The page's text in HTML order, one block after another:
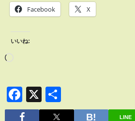
Facebook X
いいね:
Facebook
X
有
LINE